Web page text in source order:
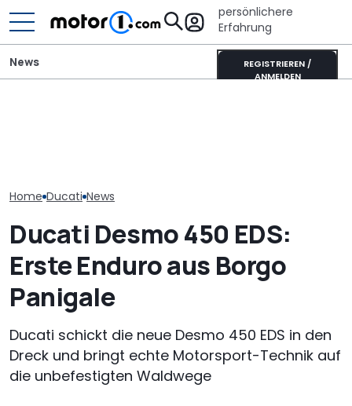
persönlichere
Erfahrung
REGISTRIEREN /
ANMELDEN
News
Home Ducati News
Ducati Desmo 450 EDS:
Erste Enduro aus Borgo
Panigale
Ducati schickt die neue Desmo 450 EDS in den
Dreck und bringt echte Motorsport-Technik auf
die unbefestigten Waldwege